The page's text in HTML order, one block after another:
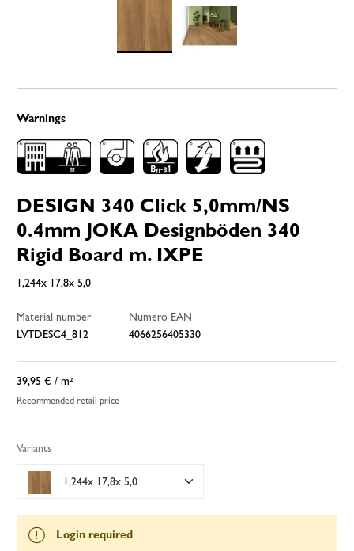
Warnings
DESIGN 340 Click 5,0mm/NS
0.4mm JOKA Designböden 340
Rigid Board m. IXPE
1,244x 17,8x 5,0
Material number
LVTDESC4_812
Numero EAN
4066256405330
39,95 € / m²
Recommended retail price
Variants
1,244x 17,8x 5,0
Login required